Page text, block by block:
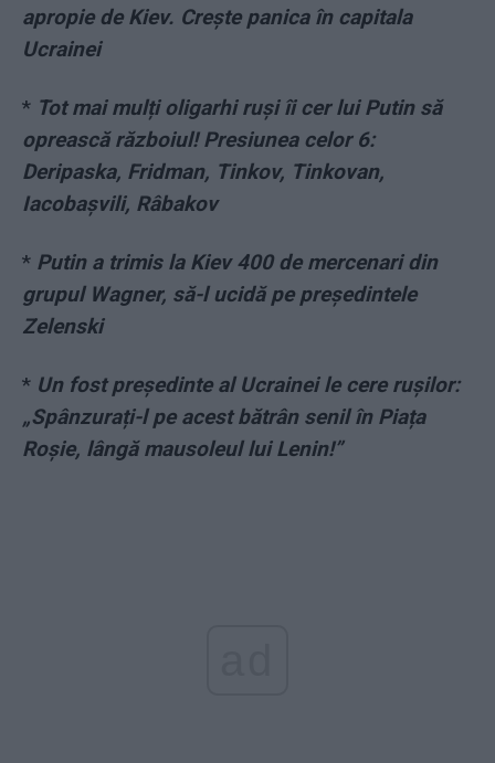
apropie de Kiev. Crește panica în capitala
Ucrainei
* Tot mai mulți oligarhi ruși îi cer lui Putin să
oprească războiul! Presiunea celor 6:
Deripaska, Fridman, Tinkov, Tinkovan,
Iacobașvili, Râbakov
* Putin a trimis la Kiev 400 de mercenari din
grupul Wagner, să-l ucidă pe președintele
Zelenski
* Un fost președinte al Ucrainei le cere rușilor:
„Spânzurați-l pe acest bătrân senil în Piața
Roșie, lângă mausoleul lui Lenin!”